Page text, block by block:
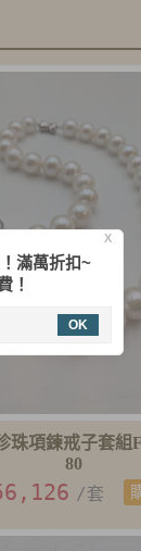
珠項鍊戒子套組
80
/套
X
滿萬折扣~
！
OK